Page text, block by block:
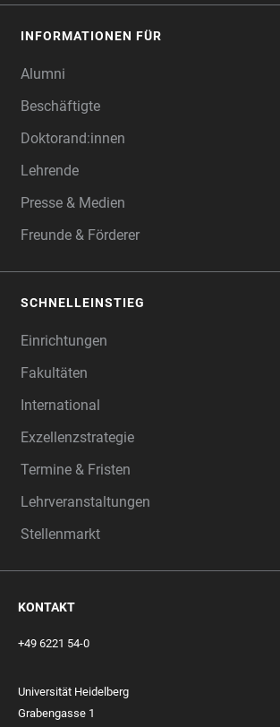
INFORMATIONEN FÜR
Alumni
Beschäftigte
Doktorand:innen
Lehrende
Presse & Medien
Freunde & Förderer
SCHNELLEINSTIEG
Einrichtungen
Fakultäten
International
Exzellenzstrategie
Termine & Fristen
Lehrveranstaltungen
Stellenmarkt
KONTAKT
+49 6221 54-0
Universität Heidelberg
Grabengasse 1